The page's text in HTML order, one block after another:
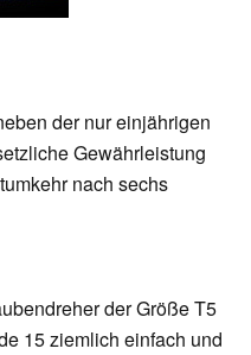
der nur einjährigen
Gewährleistung
nach sechs
der Größe T5
15 ziemlich einfach und